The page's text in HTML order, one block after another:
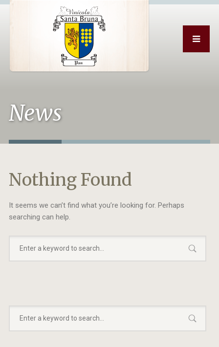
News
Nothing Found
It seems we can’t find what you’re looking for. Perhaps
searching can help.